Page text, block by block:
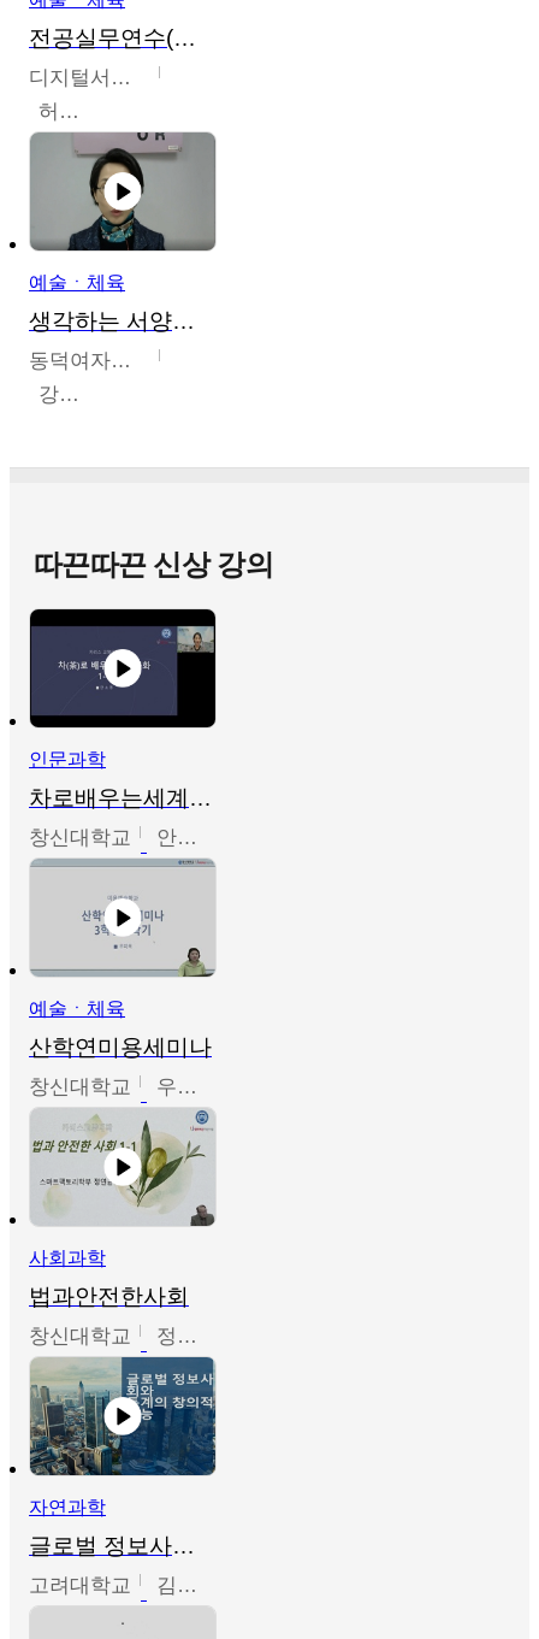
전공실무연수(헤어,메이크업,피부,네일)
디지털서울문화예술대학교
허정록
예술ㆍ체육
생각하는 서양미술의 이해
동덕여자대학교
강수미
따끈따끈 신상 강의
인문과학
차로배우는세계문화
창신대학교 안소영
예술ㆍ체육
산학연미용세미나
창신대학교 우미옥,오윤경,박선이
사회과학
법과안전한사회
창신대학교 정연균
자연과학
글로벌 정보사회와 통계의 창의적 기능
고려대학교 김희영